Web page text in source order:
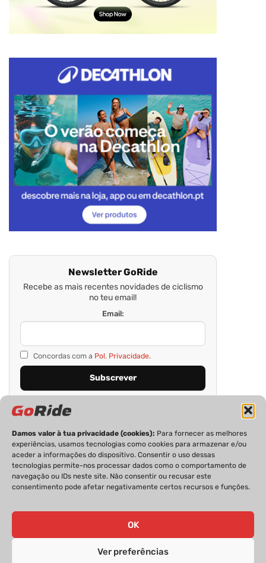
Damos valor à tua privacidade (cookies): Para fornecer as melhores
experiências, usamos tecnologias como cookies para armazenar e/ou
aceder a informações do dispositivo. Consentir o uso dessas
tecnologias permite-nos processar dados como o comportamento de
navegação ou IDs neste site. Não consentir ou recusar este
consentimento pode afetar negativamente certos recursos e funções.
OK
Ver preferências
Newsletter GoRide
Recebe as mais recentes novidades de ciclismo
no teu email!
Email:
Concordas com a Pol. Privacidade.
PRIVACIDADE FICHA TÉCNICA
ESTATUTO EDITORIAL